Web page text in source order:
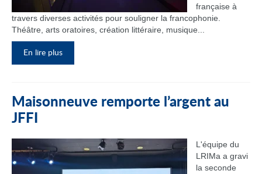
française à
travers diverses activités pour souligner la francophonie.
Théâtre, arts oratoires, création littéraire, musique...
En lire plus
Maisonneuve remporte l’argent au
JFFI
L'équipe du
LRIMa a gravi
la seconde